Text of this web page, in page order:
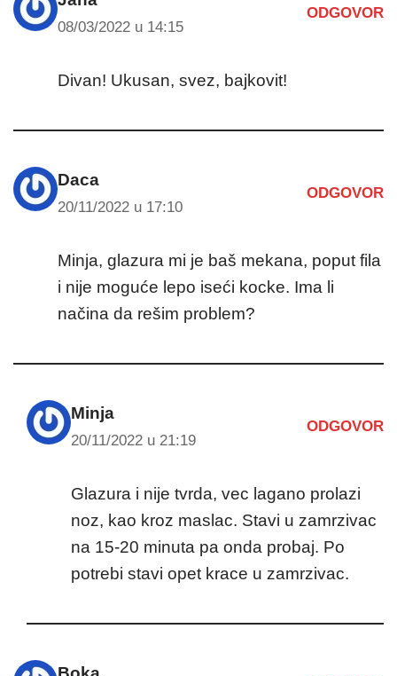
08/03/2022 u 14:15
ODGOVOR
Divan! Ukusan, svez, bajkovit!
Daca
20/11/2022 u 17:10
ODGOVOR
Minja, glazura mi je baš mekana, poput fila
i nije moguće lepo iseći kocke. Ima li
načina da rešim problem?
Minja
20/11/2022 u 21:19
ODGOVOR
Glazura i nije tvrda, vec lagano prolazi
noz, kao kroz maslac. Stavi u zamrzivac
na 15-20 minuta pa onda probaj. Po
potrebi stavi opet krace u zamrzivac.